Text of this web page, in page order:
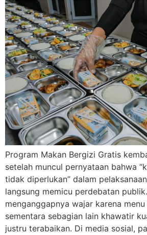
Program Makan Bergizi Gratis
setelah muncul pernyataan bahwa
tidak diperlukan” dalam
langsung memicu perdebatan
menganggapnya wajar karena
sementara sebagian lain khawatir
justru terabaikan. Di media sosial,